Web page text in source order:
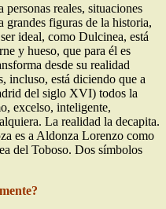
reales, situaciones
grandes figuras de la historia,
ideal, como Dulcinea, está
y hueso, que para él es
desde su realidad
incluso, está diciendo que a
del siglo XVI) todos la
excelso, inteligente,
La realidad la decapita.
es a Aldonza Lorenzo como
del Toboso. Dos símbolos